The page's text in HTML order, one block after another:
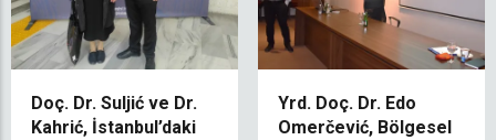
Doç. Dr. Suljić ve Dr.
Kahrić, İstanbul’daki
Yrd. Doç. Dr. Edo
Omerčević, Bölgesel